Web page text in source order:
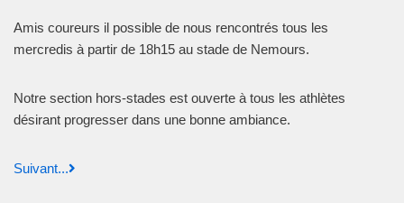
Amis coureurs il possible de nous rencontrés tous les
mercredis à partir de 18h15 au stade de Nemours.
Notre section hors-stades est ouverte à tous les athlètes
désirant progresser dans une bonne ambiance.
Suivant...